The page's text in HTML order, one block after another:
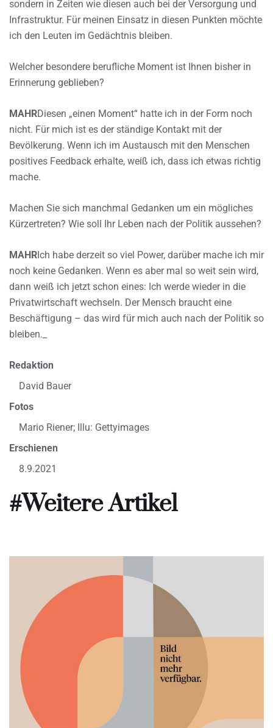
sondern in Zeiten wie diesen auch bei der Versorgung und
Infrastruktur. Für meinen Einsatz in diesen Punkten möchte
ich den Leuten im Gedächtnis bleiben.
Welcher besondere berufliche Moment ist Ihnen bisher in
Erinnerung geblieben?
MAHRDiesen „einen Moment“ hatte ich in der Form noch
nicht. Für mich ist es der ständige Kontakt mit der
Bevölkerung. Wenn ich im Austausch mit den Menschen
positives Feedback erhalte, weiß ich, dass ich etwas richtig
mache.
Machen Sie sich manchmal Gedanken um ein mögliches
Kürzertreten? Wie soll Ihr Leben nach der Politik aussehen?
MAHRIch habe derzeit so viel Power, darüber mache ich mir
noch keine Gedanken. Wenn es aber mal so weit sein wird,
dann weiß ich jetzt schon eines: Ich werde wieder in die
Privatwirtschaft wechseln. Der Mensch braucht eine
Beschäftigung – das wird für mich auch nach der Politik so
bleiben._
Redaktion
David Bauer
Fotos
Mario Riener; Illu: Gettyimages
Erschienen
8.9.2021
#Weitere Artikel